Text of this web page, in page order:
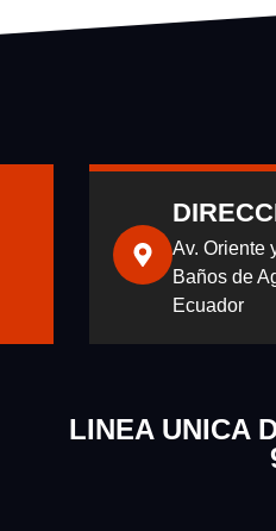
Av. Oriente
Baños de
Ecuador
LINEA UNICA